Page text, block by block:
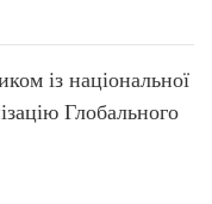
із національної
Глобального